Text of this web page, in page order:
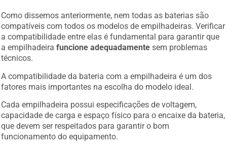
Como dissemos anteriormente, nem todas as baterias são
compatíveis com todos os modelos de empilhadeiras. Verificar
a compatibilidade entre elas é fundamental para garantir que
a empilhadeirafuncione adequadamente sem problemas
técnicos.
A compatibilidade da bateria com a empilhadeira é um dos
fatores mais importantes na escolha do modelo ideal.
Cada empilhadeira possui especificações de voltagem,
capacidade de carga e espaço físico para o encaixe da bateria,
que devem ser respeitados para garantir o bom
funcionamento do equipamento.